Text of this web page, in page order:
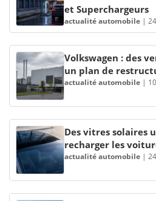
et Superchargeurs
actualité automobile |
Volkswagen : des
un plan de
actualité automobile |
Des vitres solaires
recharger les
actualité automobile |